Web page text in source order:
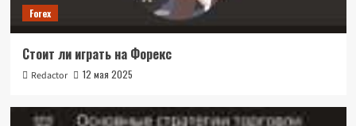
Forex
Стоит ли играть на Форекс
Redactor 12 мая 2025